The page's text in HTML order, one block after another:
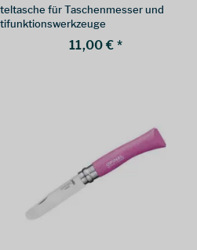
für Taschenmesser und
11,00 € *